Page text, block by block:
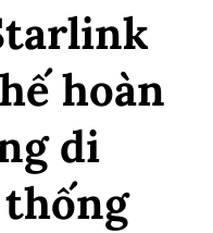
hoàn
di